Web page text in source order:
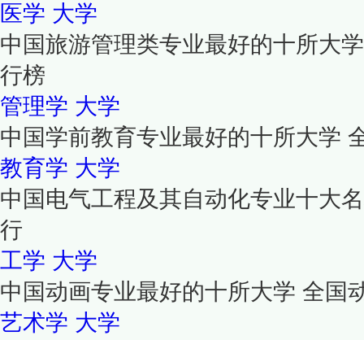
医学 大学
中国旅游管理类专业最好的十所大
行榜
管理学 大学
中国学前教育专业最好的十所大学
教育学 大学
中国电气工程及其自动化专业十大
行
工学 大学
中国动画专业最好的十所大学 全国
艺术学 大学